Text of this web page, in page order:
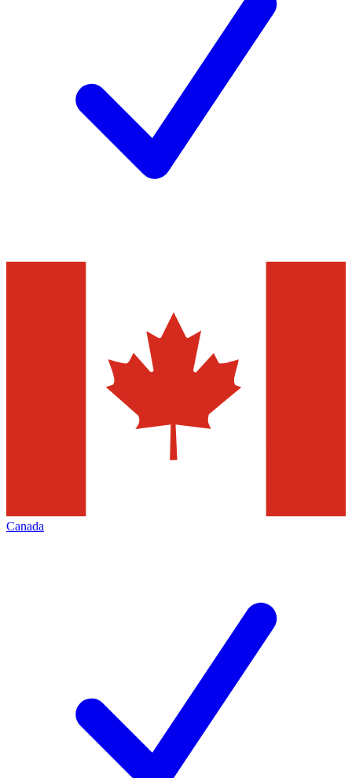
Canada